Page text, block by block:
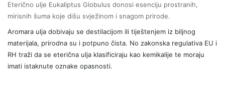
Eterično ulje Eukaliptus Globulus donosi esenciju prostranih,
mirisnih šuma koje dišu svježinom i snagom prirode.
Aromara ulja dobivaju se destilacijom ili tiještenjem iz biljnog
materijala, prirodna su i potpuno čista. No zakonska regulativa EU i
RH traži da se eterična ulja klasificiraju kao kemikalije te moraju
imati istaknute oznake opasnosti.